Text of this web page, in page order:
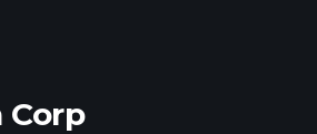
Corp